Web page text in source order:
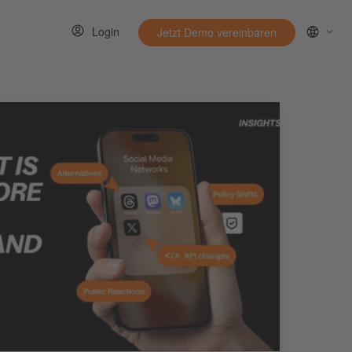
for Ressourcen
Login Jetzt Demo vereinbaren